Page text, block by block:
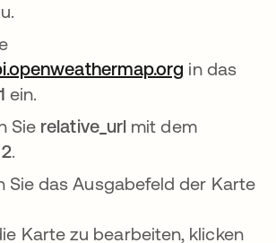
in das
ein.
Sie relative_url mit dem
.
Sie das Ausgabefeld der Karte
Karte zu bearbeiten, klicken